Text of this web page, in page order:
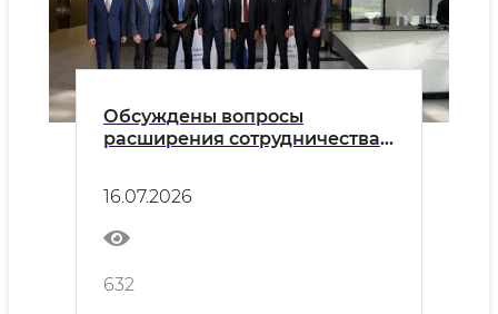
Обсуждены вопросы
расширения сотрудничества с
(SACCI).
16.07.2026
632